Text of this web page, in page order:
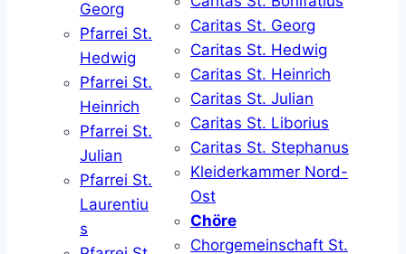
Georg
Pfarrei St.
Hedwig
Pfarrei St.
Heinrich
Pfarrei St.
Julian
Pfarrei St.
Laurentiu
s
Caritas St. Georg
Caritas St. Hedwig
Caritas St. Heinrich
Caritas St. Julian
Caritas St. Liborius
Caritas St. Stephanus
Kleiderkammer Nord-
Ost
Chöre
Chorgemeinschaft St.